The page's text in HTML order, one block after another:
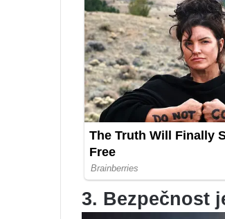
3. Bezpečnost